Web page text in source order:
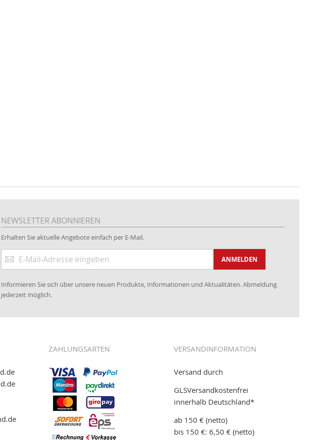
NEWSLETTER ABONNIEREN
Erhalten Sie aktuelle Angebote einfach per E-Mail.
zum
ANMELDEN
Informieren Sie sich über unsere neuen Produkte, Informationen und Aktualitäten. Abmeldung
jederzeit möglich.
ZAHLUNGSARTEN VERSANDINFORMATION
Versand durch
GLSVersandkostenfrei
innerhalb Deutschland*
ab 150 € (netto)
bis 150 €: 6,50 € (netto)